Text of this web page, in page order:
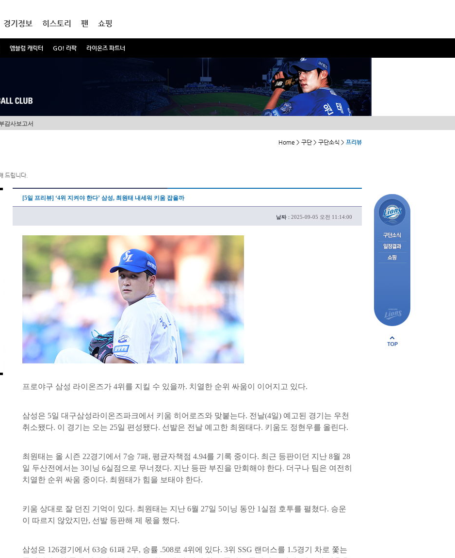
엠블럼 캐릭터 GO! 라팍 라이온즈 파트너
경기정보 히스토리 팬 쇼핑
감사보고서
Home > 구단 > 구단소식 > 프리뷰
드립니다.
[5일 프리뷰] ‘4위 지켜야 한다’ 삼성, 최원태 내세워 키움 잡을까
날짜 : 2025-09-05 오전 11:14:00
프로야구 삼성 라이온즈가 4위를 지킬 수 있을까. 치열한 순위 싸움이 이어지고 있다.
삼성은 5일 대구삼성라이온즈파크에서 키움 히어로즈와 맞붙는다. 전날(4일) 예고된 경기는 우천
취소됐다. 이 경기는 오는 25일 편성됐다. 선발은 전날 예고한 최원태다. 키움도 정현우를 올린다.
최원태는 올 시즌 22경기에서 7승 7패, 평균자책점 4.94를 기록 중이다. 최근 등판이던 지난 8월 28
일 두산전에서는 3이닝 6실점으로 무너졌다. 지난 등판 부진을 만회해야 한다. 더구나 팀은 여전히
치열한 순위 싸움 중이다. 최원태가 힘을 보태야 한다.
키움 상대로 잘 던진 기억이 있다. 최원태는 지난 6월 27일 5이닝 동안 1실점 호투를 펼쳤다. 승운
이 따르지 않았지만, 선발 등판해 제 몫을 했다.
삼성은 126경기에서 63승 61패 2무, 승률 .508로 4위에 있다. 3위 SSG 랜더스를 1.5경기 차로 쫓는